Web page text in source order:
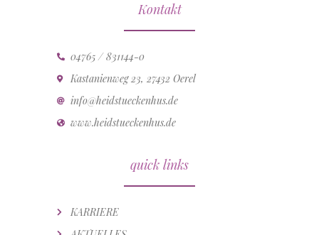
Kontakt
04765 / 831144-0
Kastanienweg 23, 27432 Oerel
info@heidstueckenhus.de
www.heidstueckenhus.de
quick links
KARRIERE